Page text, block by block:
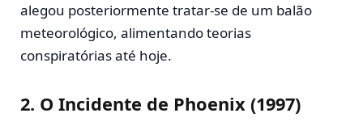
alegou posteriormente tratar-se de um balão
meteorológico, alimentando teorias
conspiratórias até hoje.
2. O Incidente de Phoenix (1997)